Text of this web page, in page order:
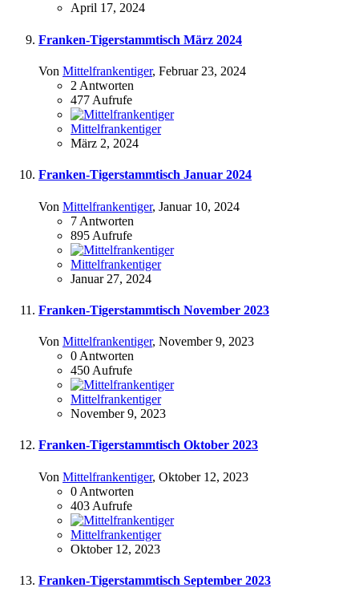
April 17, 2024
Franken-Tigerstammtisch März 2024
Von Mittelfrankentiger, Februar 23, 2024
2 Antworten
477 Aufrufe
Mittelfrankentiger
März 2, 2024
Franken-Tigerstammtisch Januar 2024
Von Mittelfrankentiger, Januar 10, 2024
7 Antworten
895 Aufrufe
Mittelfrankentiger
Januar 27, 2024
Franken-Tigerstammtisch November 2023
Von Mittelfrankentiger, November 9, 2023
0 Antworten
450 Aufrufe
Mittelfrankentiger
November 9, 2023
Franken-Tigerstammtisch Oktober 2023
Von Mittelfrankentiger, Oktober 12, 2023
0 Antworten
403 Aufrufe
Mittelfrankentiger
Oktober 12, 2023
Franken-Tigerstammtisch September 2023